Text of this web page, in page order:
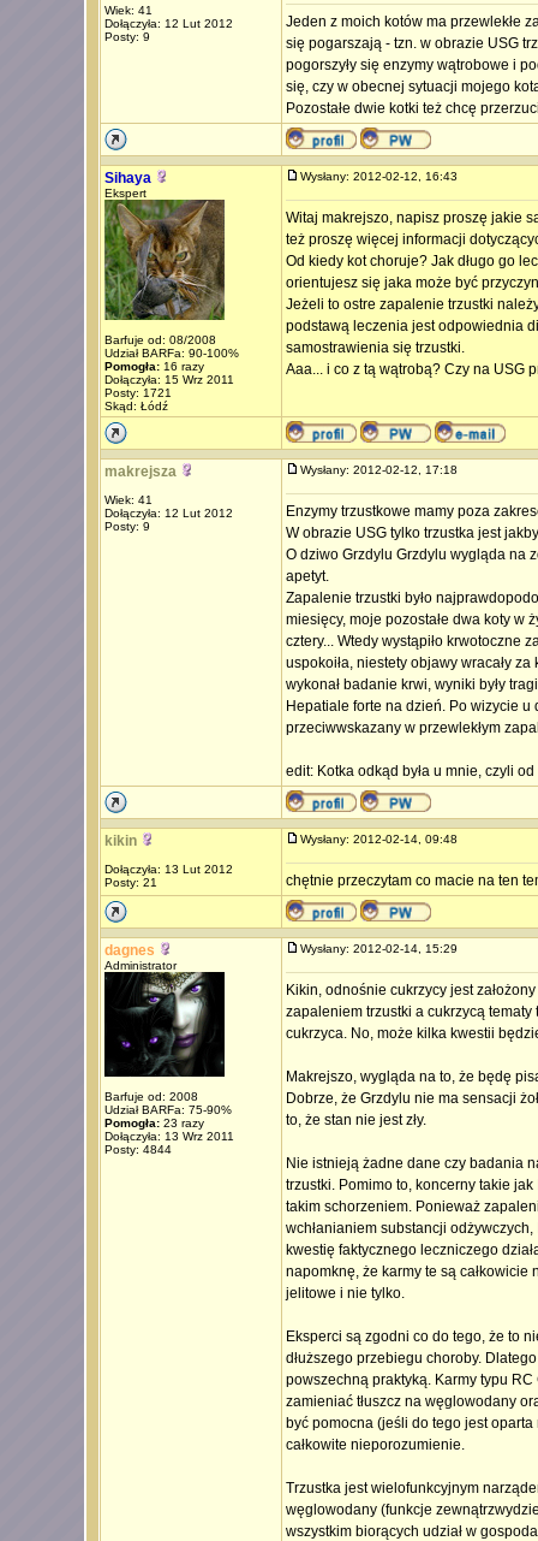
Wiek: 41
Dołączyła: 12 Lut 2012
Posty: 9
Jeden z moich kotów ma przewlekłe
się pogarszają - tzn. w obrazie USG
pogorszyły się enzymy wątrobowe i
się, czy w obecnej sytuacji mojego
Pozostałe dwie kotki też chcę
Sihaya
Ekspert
Barfuje od: 08/2008
Udział BARFa: 90-100%
Pomogła:16 razy
Dołączyła: 15 Wrz 2011
Posty: 1721
Skąd: Łódź
Wysłany: 2012-02-12, 16:43
Witaj makrejszo, napisz proszę jakie
też proszę więcej informacji
Od kiedy kot choruje? Jak długo go
orientujesz się jaka może być
Jeżeli to ostre zapalenie trzustki
podstawą leczenia jest odpowiednia
samostrawienia się trzustki.
Aaa... i co z tą wątrobą? Czy na USG
makrejsza
Wiek: 41
Dołączyła: 12 Lut 2012
Posty: 9
Wysłany: 2012-02-12, 17:18
Enzymy trzustkowe mamy poza
W obrazie USG tylko trzustka jest
O dziwo Grzdylu Grzdylu wygląda na
apetyt.
Zapalenie trzustki było
miesięcy, moje pozostałe dwa koty w
cztery... Wtedy wystąpiło krwotoczne
uspokoiła, niestety objawy wracały
wykonał badanie krwi, wyniki były
Hepatiale forte na dzień. Po wizycie u
przeciwwskazany w przewlekłym
edit: Kotka odkąd była u mnie, czyli
kikin
Dołączyła: 13 Lut 2012
Posty: 21
Wysłany: 2012-02-14, 09:48
chętnie przeczytam co macie na ten
dagnes
Administrator
Barfuje od: 2008
Udział BARFa: 75-90%
Pomogła:23 razy
Dołączyła: 13 Wrz 2011
Posty: 4844
Wysłany: 2012-02-14, 15:29
Kikin, odnośnie cukrzycy jest
zapaleniem trzustki a cukrzycą
cukrzyca. No, może kilka kwestii
Makrejszo, wygląda na to, że będę
Dobrze, że Grzdylu nie ma sensacji
to, że stan nie jest zły.
Nie istnieją żadne dane czy badania
trzustki. Pomimo to, koncerny takie
takim schorzeniem. Ponieważ
wchłanianiem substancji
kwestię faktycznego leczniczego
napomknę, że karmy te są
jelitowe i nie tylko.
Eksperci są zgodni co do tego, że to
dłuższego przebiegu choroby.
powszechną praktyką. Karmy typu
zamieniać tłuszcz na węglowodany
być pomocna (jeśli do tego jest
całkowite nieporozumienie.
Trzustka jest wielofunkcyjnym
węglowodany (funkcje
wszystkim biorących udział w